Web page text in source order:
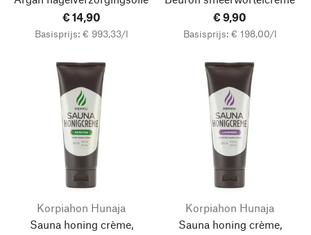
€ 14,90
Basisprijs: € 993,33/l
€ 9,90
Basisprijs: € 198,00/l
Korpiahon Hunaja
Sauna honing crème,
Korpiahon Hunaja
Sauna honing crème,